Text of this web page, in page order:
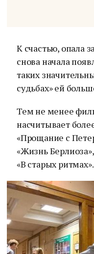
К счастью, опала
снова начала
таких
судьбах» ей
Тем не менее
насчитывает
«Прощание с
«Жизнь
«В старых ритмах».